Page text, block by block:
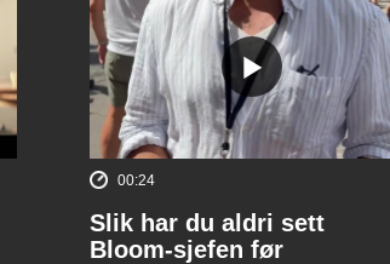
00:24
Slik har du aldri sett
Bloom-sjefen før